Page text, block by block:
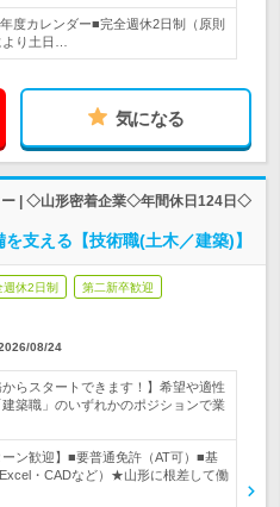
度カレンダー■完全週休2日制（原則
り土日…
気になる
ー | ◇山形密着企業◇年間休日124日◇
支える【技術職(土木／建築)】
週休2日制 第二新卒歓迎
08/24
からスタートできます！】希望や適性
築職」のいずれかのポジションで業
ーン歓迎】■要普通免許（AT可）■基
・CADなど）★山形に根差して働